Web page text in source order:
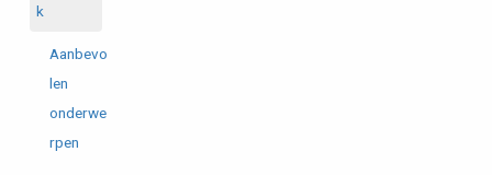
k
Aanbevo
len
onderwe
rpen